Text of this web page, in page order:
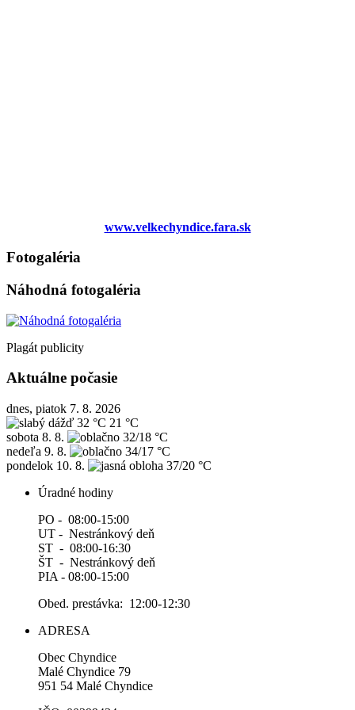
www.velkechyndice.fara.sk
Fotogaléria
Náhodná fotogaléria
Plagát publicity
Aktuálne počasie
dnes, piatok 7. 8. 2026
32 °C 21 °C
sobota 8. 8.
32/18 °C
nedeľa 9. 8.
34/17 °C
pondelok 10. 8.
37/20 °C
Úradné hodiny
PO - 08:00-15:00
UT - Nestránkový deň
ST - 08:00-16:30
ŠT - Nestránkový deň
PIA - 08:00-15:00
Obed. prestávka: 12:00-12:30
ADRESA
Obec Chyndice
Malé Chyndice 79
951 54 Malé Chyndice